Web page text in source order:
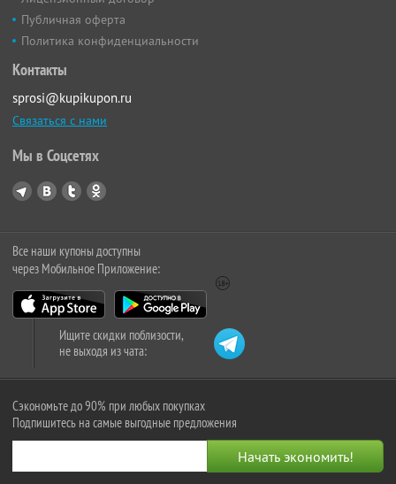
Публичная оферта
Политика конфиденциальности
Контакты
sprosi@kupikupon.ru
Связаться с нами
Мы в Соцсетях
Все наши купоны доступны
через Мобильное Приложение:
Ищите скидки поблизости,
не выходя из чата:
Сэкономьте до 90% при любых покупках
Подпишитесь на самые выгодные предложения